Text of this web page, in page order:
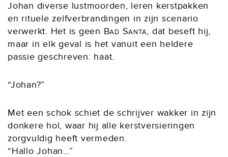
Johan diverse lustmoorden, leren kerstpakken
en rituele zelfverbrandingen in zijn scenario
verwerkt. Het is geen Bad Santa, dat beseft hij,
maar in elk geval is het vanuit een heldere
passie geschreven: haat.
“Johan?”
Met een schok schiet de schrijver wakker in zijn
donkere hol, waar hij alle kerstversieringen
zorgvuldig heeft vermeden.
“Hallo Johan…”